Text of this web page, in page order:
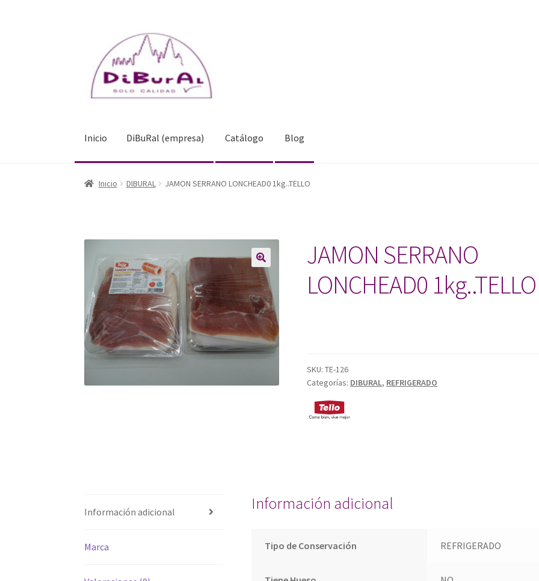
navegación
contenido
Inicio DiBuRal (empresa) Catálogo Blog
Inicio DiBuRal (empresa) Catálogo Blog
Inicio DIBURAL JAMON SERRANO LONCHEAD0 1kg..TELLO
🔍
JAMON SERRANO
LONCHEAD0 1kg..TELLO
SKU:TE-126
Categorías: DIBURAL, REFRIGERADO
Información adicional
Marca
Información adicional
Tipo de Conservación REFRIGERADO